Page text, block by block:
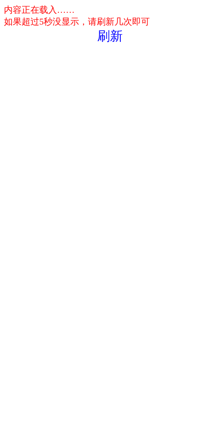
内容正在载入……
如果超过5秒没显示，请刷新几次即可
刷新